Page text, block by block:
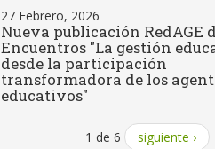
27 Febrero, 2026
Nueva publicación RedAGE
Encuentros "La gestión
desde la participación
transformadora de los
educativos"
1 de 6 siguiente ›